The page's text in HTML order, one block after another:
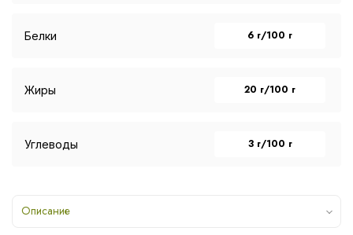
Белки 6 г/100 г
Жиры 20 г/100 г
Углеводы 3 г/100 г
Описание